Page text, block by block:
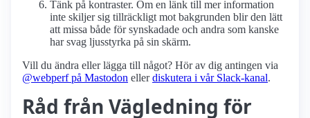
Tänk på kontraster. Om en länk till mer information
inte skiljer sig tillräckligt mot bakgrunden blir den lätt
att missa både för synskadade och andra som kanske
har svag ljusstyrka på sin skärm.
Vill du ändra eller lägga till något? Hör av dig antingen via
@webperf på Mastodon ellerdiskutera i vår Slack-kanal.
Råd från Vägledning för